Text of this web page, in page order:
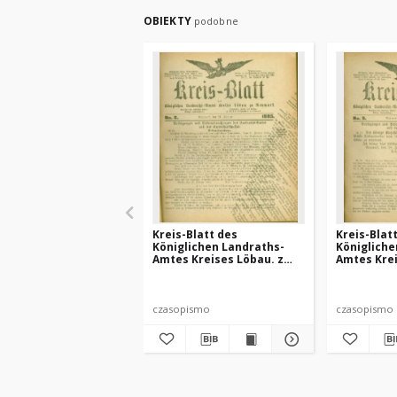
OBIEKTY podobne
Kreis-Blatt des
Königlichen Landraths-
Amtes Kreises Löbau. z
czasopismo
Kreis-
Amtes
czasopismo